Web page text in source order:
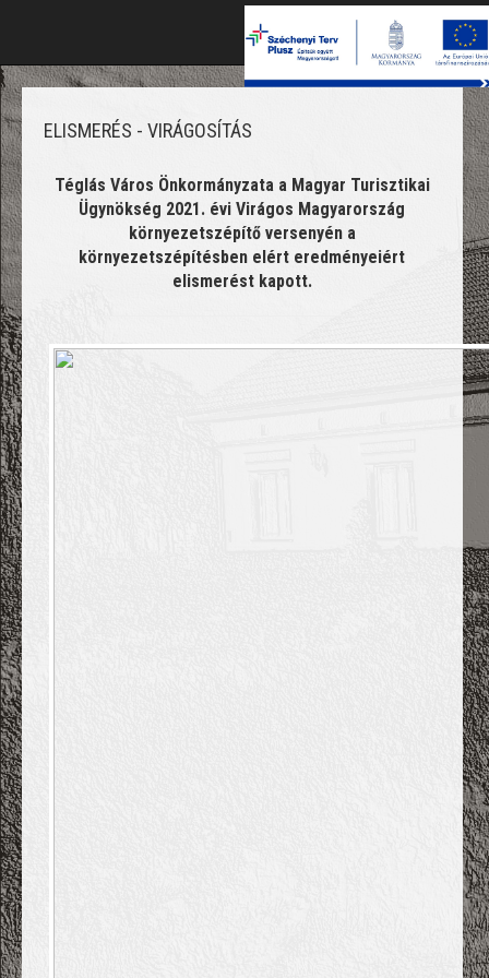
ELISMERÉS - VIRÁGOSÍTÁS
Téglás Város Önkormányzata a Magyar Turisztikai
Ügynökség 2021. évi Virágos Magyarország
környezetszépítő versenyén a
környezetszépítésben elért eredményeiért
elismerést kapott.